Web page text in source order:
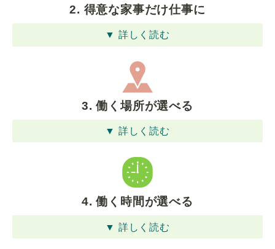
2. 得意な家事だけ仕事に
▼ 詳しく読む
3. 働く場所が選べる
▼ 詳しく読む
4. 働く時間が選べる
▼ 詳しく読む